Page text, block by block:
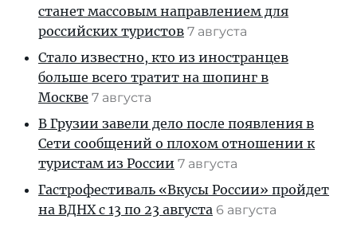
станет массовым направлением для
российских туристов 7 августа
Стало известно, кто из иностранцев
больше всего тратит на шопинг в
Москве 7 августа
В Грузии завели дело после появления в
Сети сообщений о плохом отношении к
туристам из России 7 августа
Гастрофестиваль «Вкусы России» пройдет
на ВДНХ с 13 по 23 августа 6 августа